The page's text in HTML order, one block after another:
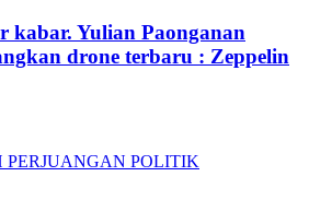
kabar. Yulian Paonganan
drone terbaru : Zeppelin